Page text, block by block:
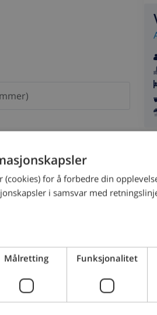
THU SUN
for å forbedre din
i samsvar med
Målretting Funksjonalitet